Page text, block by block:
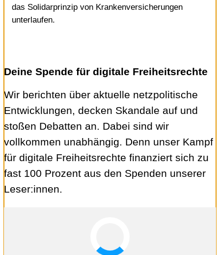
das Solidarprinzip von Krankenversicherungen
unterlaufen.
Deine Spende für digitale Freiheitsrechte
Wir berichten über aktuelle netzpolitische
Entwicklungen, decken Skandale auf und
stoßen Debatten an. Dabei sind wir
vollkommen unabhängig. Denn unser Kampf
für digitale Freiheitsrechte finanziert sich zu
fast 100 Prozent aus den Spenden unserer
Leser:innen.